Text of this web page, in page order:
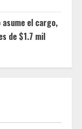
el cargo,
de $1.7 mil